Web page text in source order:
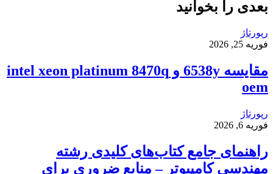
بعدی را بخوانید
رپورتاژ
فوریه 25, 2026
مقایسه 6538y و intel xeon platinum 8470q
oem
رپورتاژ
فوریه 6, 2026
راهنمای جامع کتاب‌های کلیدی رشته
مهندسی کامپیوتر – منابع ضروری برای